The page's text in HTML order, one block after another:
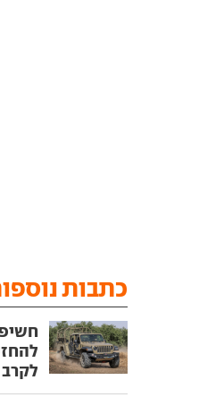
כתבות
לקרב